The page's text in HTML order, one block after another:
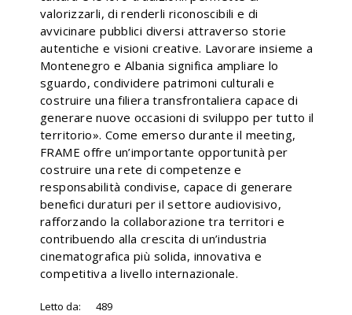
valorizzarli, di renderli riconoscibili e di
avvicinare pubblici diversi attraverso storie
autentiche e visioni creative. Lavorare insieme a
Montenegro e Albania significa ampliare lo
sguardo, condividere patrimoni culturali e
costruire una filiera transfrontaliera capace di
generare nuove occasioni di sviluppo per tutto il
territorio». Come emerso durante il meeting,
FRAME offre un’importante opportunità per
costruire una rete di competenze e
responsabilità condivise, capace di generare
benefici duraturi per il settore audiovisivo,
rafforzando la collaborazione tra territori e
contribuendo alla crescita di un’industria
cinematografica più solida, innovativa e
competitiva a livello internazionale.
Letto da: 489